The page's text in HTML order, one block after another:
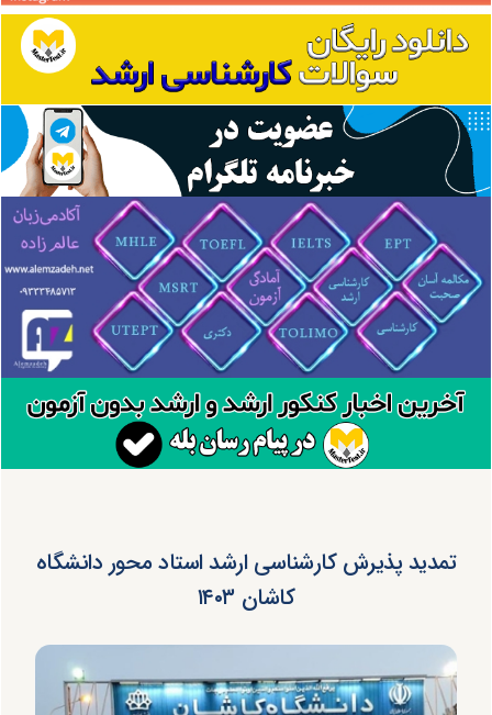
تمدید پذیرش کارشناسی ارشد استاد محور دانشگاه
کاشان ۱۴۰۳